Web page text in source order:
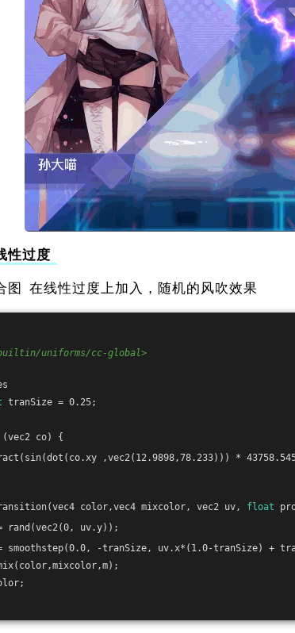
性过度
图 在线性过度上加入，随机的风吹效果
uniforms/cc-global>
tranSize = 0.25;
(vec2 co) {
,vec2(12.9898,78.233))) *
color,vec4 mixcolor, vec2 uv, float
rand(vec2(0, uv.y));
= smoothstep(0.0, -tranSize, uv.x*(1.0-tranSize) +